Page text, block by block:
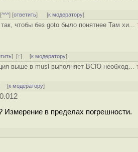
^^^] [ответить] [к модератору]
чтобы без goto было понятнее Там хи...
][↑] [к модератору]
выше в musl выполняет ВСЮ необход...
[к модератору]
Измерение в пределах погрешности.